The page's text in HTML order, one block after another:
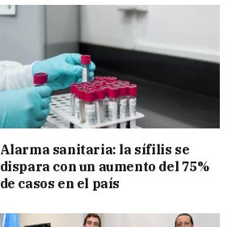
Alarma sanitaria: la sífilis se
dispara con un aumento del 75%
de casos en el país